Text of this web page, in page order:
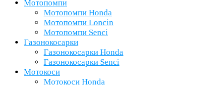
Мотопомпи
Мотопомпи Honda
Мотопомпи Loncin
Мотопомпи Senci
Газонокосарки
Газонокосарки Honda
Газонокосарки Senci
Мотокоси
Мотокоси Honda